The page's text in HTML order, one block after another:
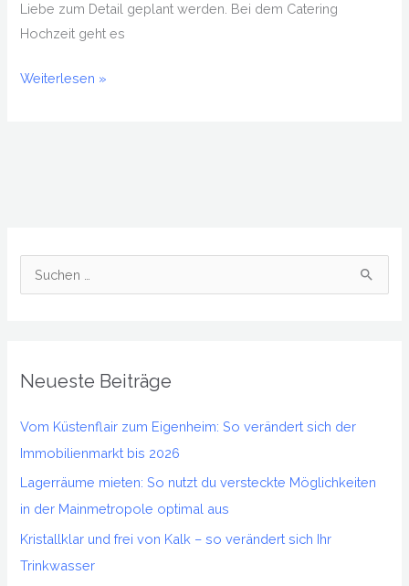
Liebe zum Detail geplant werden. Bei dem Catering
Hochzeit geht es
Weiterlesen »
e
c
h
:
Neueste Beiträge
Vom Küstenflair zum Eigenheim: So verändert sich der
Immobilienmarkt bis 2026
Lagerräume mieten: So nutzt du versteckte Möglichkeiten
in der Mainmetropole optimal aus
Kristallklar und frei von Kalk – so verändert sich Ihr
Trinkwasser